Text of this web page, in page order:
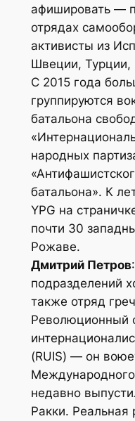
афишировать —
отрядах
активисты из
Швеции,
С 2015 года
группируются
батальона
народных
батальона». К
YPG на
почти 30
Рожаве.
Дмитрий Петров
подразделений
также отряд
Революционный
(RUIS) — он
недавно
Ракки. Реальная